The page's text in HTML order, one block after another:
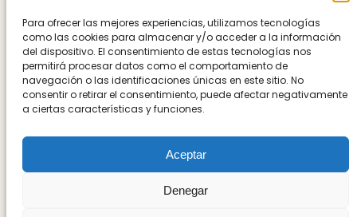
Para ofrecer las mejores experiencias, utilizamos tecnologías
como las cookies para almacenar y/o acceder a la información
del dispositivo. El consentimiento de estas tecnologías nos
permitirá procesar datos como el comportamiento de
navegación o las identificaciones únicas en este sitio. No
consentir o retirar el consentimiento, puede afectar negativamente
a ciertas características y funciones.
Aceptar
Denegar